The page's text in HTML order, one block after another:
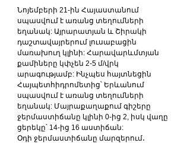
Նոյեմբերի 21-ին Հայաստանում
սպասվում է առանց տեղումների
եղանակ: Այրարատյան և Շիրակի
դաշտավայրերում լուսաբացին
մառախուղ կլինի: Հարավարևմտյան
քամիները կփչեն 2-5 մ/վրկ
արագությամբ: Ինչպես հայտնեցին
Հայպետհիդրոմետից՝ Երևանում
սպասվում է առանց տեղումների
եղանակ: Մայրաքաղաքում գիշերը
ջերմաստիճանը կլինի 0-ից 2, իսկ վաղը
ցերեկը՝ 14-ից 16 աստիճան:
Օդի ջերմաստիճանը մարզերում․